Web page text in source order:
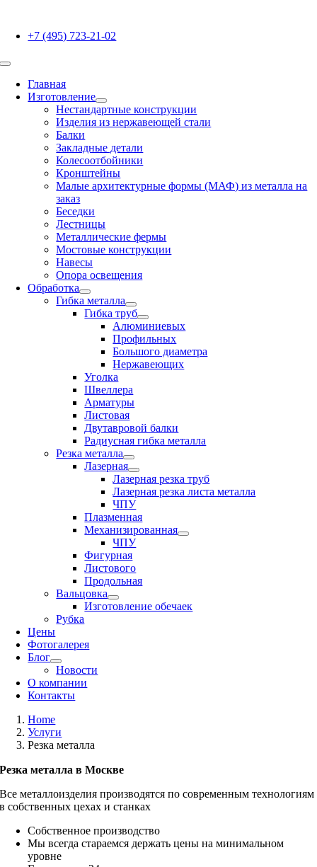
content+7 (495) 723-21-02
Toggle
NavigationГлавная
Изготовление
Нестандартные конструкции
Изделия из нержавеющей стали
Балки
Закладные детали
Колесоотбойники
Кронштейны
Малые архитектурные формы (МАФ) из металла на
заказ
Беседки
Лестницы
Металлические фермы
Мостовые конструкции
Навесы
Опора освещения
Обработка
Гибка металла
Гибка труб
Алюминиевых
Профильных
Большого диаметра
Нержавеющих
Уголка
Швеллера
Арматуры
Листовая
Двутавровой балки
Радиусная гибка металла
Резка металла
Лазерная
Лазерная резка труб
Лазерная резка листа металла
ЧПУ
Плазменная
Механизированная
ЧПУ
Фигурная
Листового
Продольная
Вальцовка
Изготовление обечаек
Рубка
Цены
Фотогалерея
Блог
Новости
О компании
Контакты
Home
Услуги
Резка металла
Резка металла в Москве
Все металлоизделия производятся по современным технологиям
в собственных цехах и станках
Собственное производство
Мы всегда стараемся держать цены на минимальном
уровне